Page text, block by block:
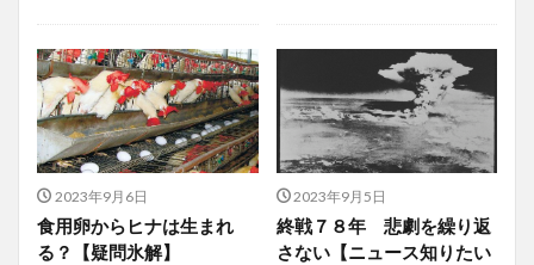
2023年9月6日
食用卵からヒナは生まれ
る？【疑問氷解】
2023年9月5日
終戦７８年 悲劇を繰り返
さない【ニュース知りたい